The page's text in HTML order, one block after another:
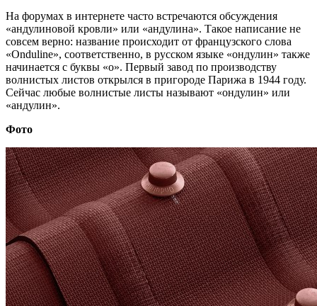
На форумах в интернете часто встречаются обсуждения
«андулиновой кровли» или «андулина». Такое написание не
совсем верно: название происходит от французского слова
«Onduline», соответственно, в русском языке «ондулин» также
начинается с буквы «о». Первый завод по производству
волнистых листов открылся в пригороде Парижа в 1944 году.
Сейчас любые волнистые листы называют «ондулин» или
«андулин».
Фото